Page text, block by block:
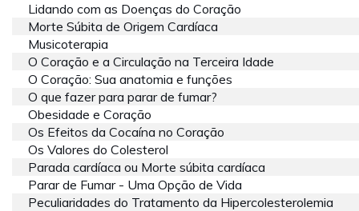
Lidando com as Doenças do Coração
Morte Súbita de Origem Cardíaca
Musicoterapia
O Coração e a Circulação na Terceira Idade
O Coração: Sua anatomia e funções
O que fazer para parar de fumar?
Obesidade e Coração
Os Efeitos da Cocaína no Coração
Os Valores do Colesterol
Parada cardíaca ou Morte súbita cardíaca
Parar de Fumar - Uma Opção de Vida
Peculiaridades do Tratamento da Hipercolesterolemia